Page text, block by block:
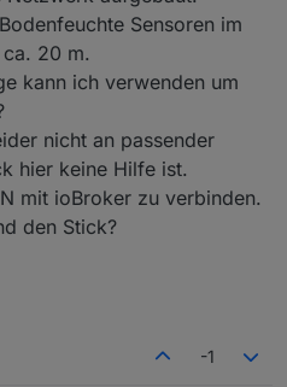
Sensoren im
20 m.
kann ich verwenden um
nicht an passender
hier keine Hilfe ist.
mit ioBroker zu verbinden.
den Stick?
-1